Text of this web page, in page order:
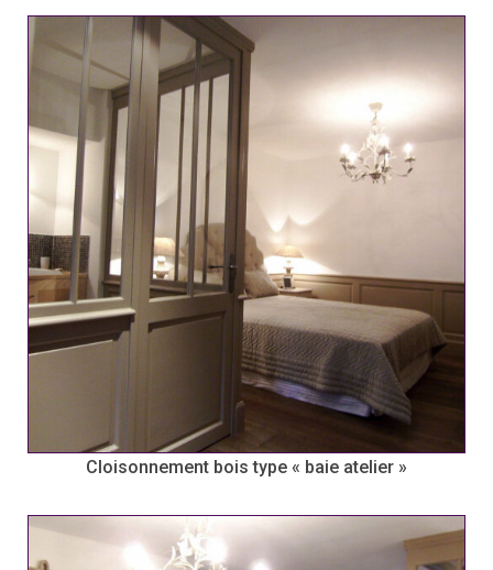
Cloisonnement bois type « baie atelier »